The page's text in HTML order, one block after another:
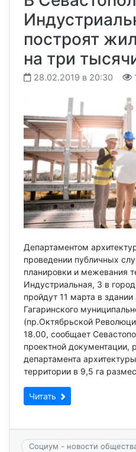
построят
на три
28.02.2019 в 20:30
Департаментом
проведении публичных
планировки и межевания
Индустриальная, 3 в
пройдут 11 марта в
Гагаринского
(пр.Октябрьской
18.00, сообщает
проектной документации,
департамента
территории в 9,5 га
Читать
Социум - новости